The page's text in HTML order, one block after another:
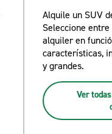
Alquile un SUV
Seleccione
alquiler en
características,
y grandes.
Ver